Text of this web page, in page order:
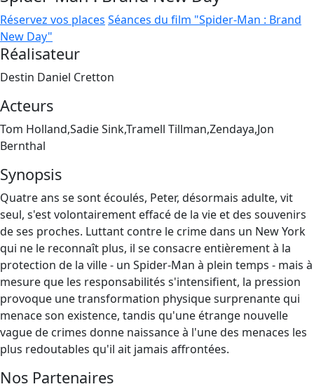
Réservez vos places Séances du film "Spider-Man : Brand
New Day"
Réalisateur
Destin Daniel Cretton
Acteurs
Tom Holland,Sadie Sink,Tramell Tillman,Zendaya,Jon
Bernthal
Synopsis
Quatre ans se sont écoulés, Peter, désormais adulte, vit
seul, s'est volontairement effacé de la vie et des souvenirs
de ses proches. Luttant contre le crime dans un New York
qui ne le reconnaît plus, il se consacre entièrement à la
protection de la ville - un Spider-Man à plein temps - mais à
mesure que les responsabilités s'intensifient, la pression
provoque une transformation physique surprenante qui
menace son existence, tandis qu'une étrange nouvelle
vague de crimes donne naissance à l'une des menaces les
plus redoutables qu'il ait jamais affrontées.
Nos Partenaires